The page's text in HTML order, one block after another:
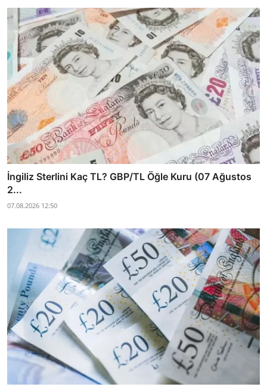
İngiliz Sterlini Kaç TL? GBP/TL Öğle Kuru (07 Ağustos
2...
07.08.2026 12:50